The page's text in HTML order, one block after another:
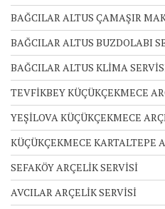
BAĞCILAR ALTUS ÇAMAŞIR
BAĞCILAR ALTUS BUZDOLABI
BAĞCILAR ALTUS KLİMA
TEVFİKBEY KÜÇÜKÇEKMECE
YEŞİLOVA KÜÇÜKÇEKMECE
KÜÇÜKÇEKMECE KARTALTEPE
SEFAKÖY ARÇELİK SERVİSİ
AVCILAR ARÇELİK SERVİSİ